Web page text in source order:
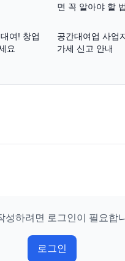
면 꼭 알아야 할
여! 창업
요
공간대여업 사업
가세 신고 안내
성하려면 로그인이 필요합
로그인